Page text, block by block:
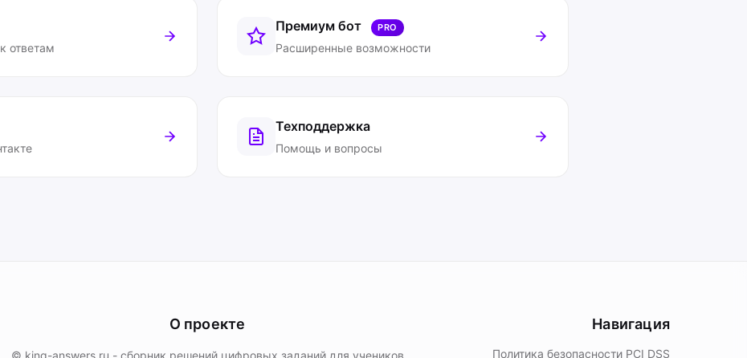
ответам
Премиум бот PRO
Расширенные возможности
Техподдержка
Помощь и вопросы
О проекте
© king-answers.ru - сборник решений цифровых заданий для учеников
Навигация
Политика безопасности PСI DSS